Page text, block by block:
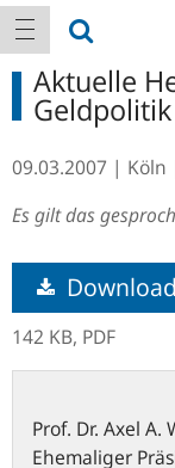
Hauptnavigation
Navigation
Aktuelle
Geldpolitik
09.03.2007 Köln
Es gilt das
Download
142 KB, PDF
Prof. Dr. Axel A.
Ehemaliger